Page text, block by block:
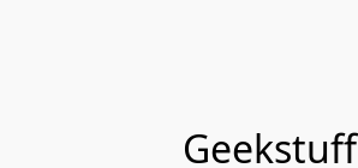
Geekstuff